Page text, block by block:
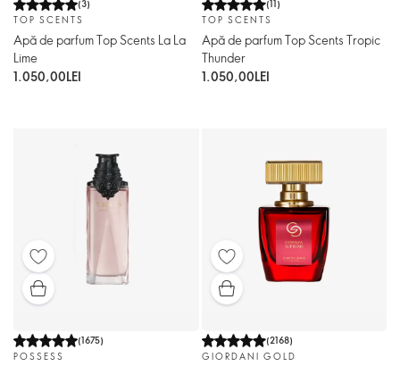
(3)
TOP SCENTS
Apă de parfum Top Scents La La
Lime
1.050,00LEI
(11)
TOP SCENTS
Apă de parfum Top Scents Tropic
Thunder
1.050,00LEI
(1675)
POSSESS
(2168)
GIORDANI GOLD